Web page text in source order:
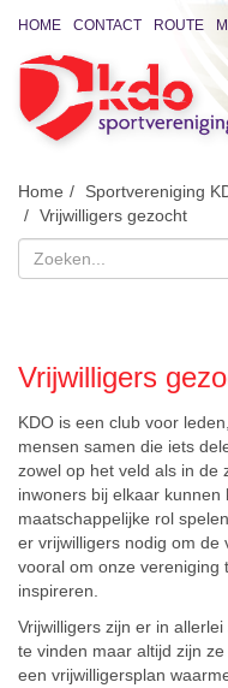
HOME CONTACT ROUTE
Home Sportvereniging
Vrijwilligers gezocht
Vrijwilligers
KDO is een club voor
mensen samen die iets
zowel op het veld als in de
inwoners bij elkaar
maatschappelijke rol
er vrijwilligers nodig om
vooral om onze vereniging
inspireren.
Vrijwilligers zijn er in
te vinden maar altijd zijn
een vrijwilligersplan